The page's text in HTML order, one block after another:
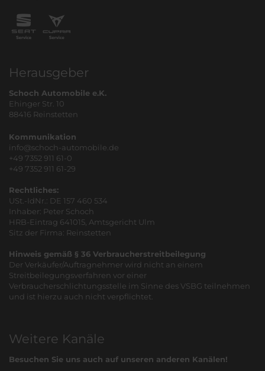
Herausgeber
Schoch Automobile e.K.
Ehinger Str. 10
88416 Reinstetten
Kommunikation
info@schoch-automobile.de
+49 7352 911 61-0
+49 7352 911 61-29
Rechtliches:
USt.-IdNr.: DE 157 460 534
Inhaber: Peter Schoch
HRB-Eintrag 641015, Amtsgericht Ulm
Sitz der Firma: Reinstetten
Hinweis gemäß § 36 Verbraucherstreitbeilegung
Der Verkäufer/Auftragnehmer wird nicht an einem
Streitbeilegungsverfahren vor einer
Verbraucherschlichtungsstelle im Sinne des VSBG teilnehmen
und ist hierzu auch nicht verpflichtet.
Weitere Kanäle
Besuchen Sie uns auch auf unseren anderen Kanälen!